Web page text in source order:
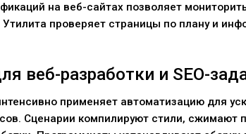
на веб-сайтах позволяет
Утилита проверяет страницы по плану и
веб-разработки и SEO-
применяет автоматизацию для
Сценарии компилируют стили, сжимают